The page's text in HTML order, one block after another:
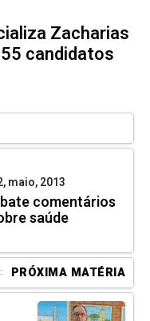
Zacharias
candidatos
maio, 2013
comentários
saúde
PRÓXIMA MATÉRIA